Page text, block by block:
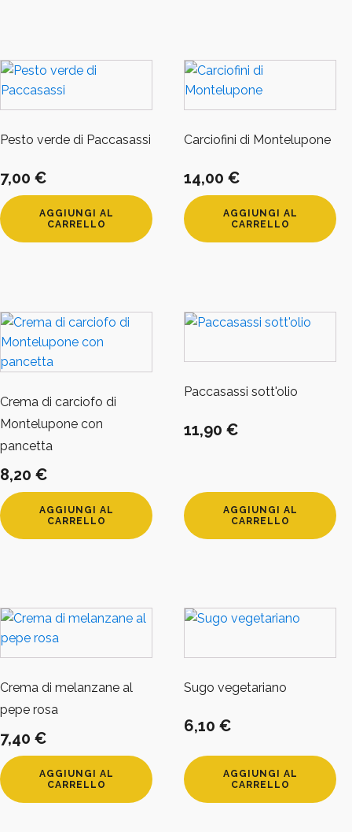
Pesto verde di Paccasassi
7,00 €
AGGIUNGI AL
CARRELLO
Carciofini di Montelupone
14,00€
AGGIUNGI AL
CARRELLO
Crema di carciofo di
Montelupone con
pancetta
8,20 €
AGGIUNGI AL
CARRELLO
Paccasassi sott'olio
11,90€
AGGIUNGI AL
CARRELLO
Crema di melanzane al
pepe rosa
7,40 €
AGGIUNGI AL
CARRELLO
Sugo vegetariano
6,10€
AGGIUNGI AL
CARRELLO